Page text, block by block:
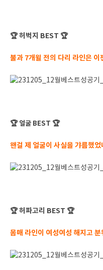
🏆허벅지 BEST 🏆
불과 7개윌 전의 다리 라인은
🏆얼굴 BEST 🏆
왠걸 제 얼굴이 사실을 갸름했었
🏆허파고리 BEST 🏆
몸매 라인이 여성여성 해지고